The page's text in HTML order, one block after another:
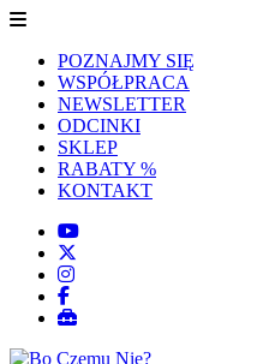
POZNAJMY SIĘ
WSPÓŁPRACA
NEWSLETTER
ODCINKI
SKLEP
RABATY %
KONTAKT